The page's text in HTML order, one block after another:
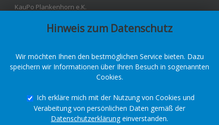
KauPo Plankenhorn e.K.
D - 78549 Spaichingen
E-Mail:info@kaupo.de
Copyright © 2023 by KauPo Kautschuk & Polyurethane
Hinweis zum Datenschutz
Wir möchten Ihnen den bestmöglichen Service bieten. Dazu
speichern wir Informationen über Ihren Besuch in sogenannten
Cookies.
Ich erkläre mich mit der Nutzung von Cookies und
Verabeitung von persönlichen Daten gemäß der
Datenschutzerklärungeinverstanden.